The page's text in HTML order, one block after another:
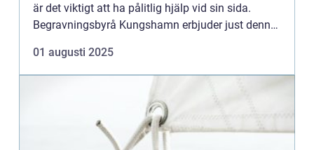
är det viktigt att ha pålitlig hjälp vid sin sida.
Begravningsbyrå Kungshamn erbjuder just denna
01 augusti 2025